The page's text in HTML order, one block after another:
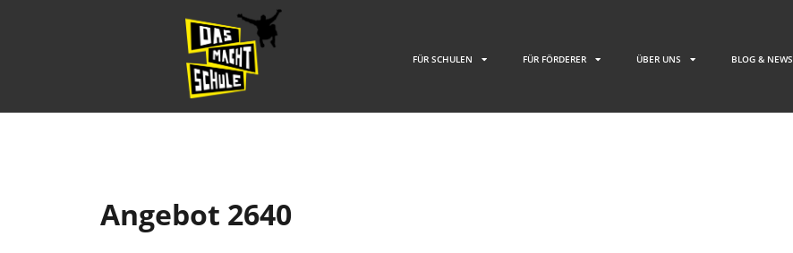
FÜR SCHULEN FÜR FÖRDERER ÜBER UNS BLOG & NEWS
Angebot 2640